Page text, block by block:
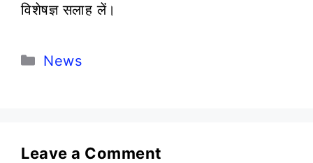
विशेषज्ञ सलाह लें।
Categories
News
Leave a Comment